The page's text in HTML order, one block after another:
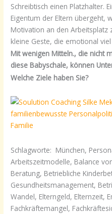
Schreibtisch einen Platzhalter.
Eigentum der Eltern übergeht,
Motivation an den Arbeitsplatz
kleine Geste, die emotional
Mit wenigen Mitteln., die nicht
diese Babyschale, können
Welche Ziele haben Sie?
Schlagworte: München,
Arbeitszeitmodelle, Balance
Beratung, Betriebliche
Gesundheitsmanagement,
Wandel, Elterngeld, Elternzeit,
Fachkräftemangel,